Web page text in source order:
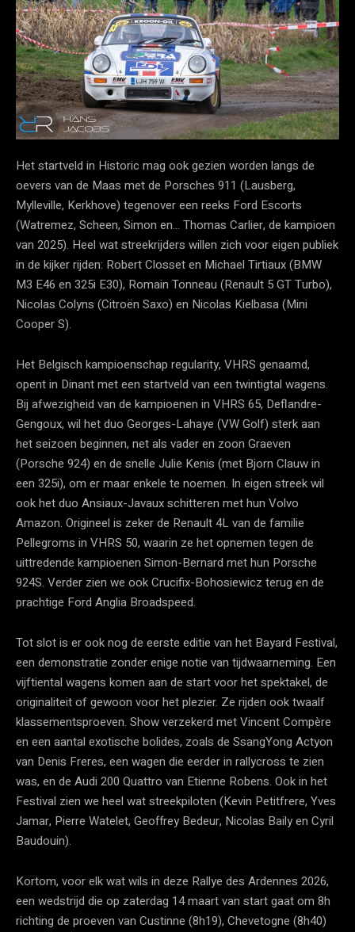
Het startveld in Historic mag ook gezien worden langs de
oevers van de Maas met de Porsches 911 (Lausberg,
Mylleville, Kerkhove) tegenover een reeks Ford Escorts
(Watremez, Scheen, Simon en… Thomas Carlier, de kampioen
van 2025). Heel wat streekrijders willen zich voor eigen publiek
in de kijker rijden: Robert Closset en Michael Tirtiaux (BMW
M3 E46 en 325i E30), Romain Tonneau (Renault 5 GT Turbo),
Nicolas Colyns (Citroën Saxo) en Nicolas Kielbasa (Mini
Cooper S).
Het Belgisch kampioenschap regularity, VHRS genaamd,
opent in Dinant met een startveld van een twintigtal wagens.
Bij afwezigheid van de kampioenen in VHRS 65, Deflandre-
Gengoux, wil het duo Georges-Lahaye (VW Golf) sterk aan
het seizoen beginnen, net als vader en zoon Graeven
(Porsche 924) en de snelle Julie Kenis (met Bjorn Clauw in
een 325i), om er maar enkele te noemen. In eigen streek wil
ook het duo Ansiaux-Javaux schitteren met hun Volvo
Amazon. Origineel is zeker de Renault 4L van de familie
Pellegroms in VHRS 50, waarin ze het opnemen tegen de
uittredende kampioenen Simon-Bernard met hun Porsche
924S. Verder zien we ook Crucifix-Bohosiewicz terug en de
prachtige Ford Anglia Broadspeed.
Tot slot is er ook nog de eerste editie van het Bayard Festival,
een demonstratie zonder enige notie van tijdwaarneming. Een
vijftiental wagens komen aan de start voor het spektakel, de
originaliteit of gewoon voor het plezier. Ze rijden ook twaalf
klassementsproeven. Show verzekerd met Vincent Compère
en een aantal exotische bolides, zoals de SsangYong Actyon
van Denis Freres, een wagen die eerder in rallycross te zien
was, en de Audi 200 Quattro van Etienne Robens. Ook in het
Festival zien we heel wat streekpiloten (Kevin Petitfrere, Yves
Jamar, Pierre Watelet, Geoffrey Bedeur, Nicolas Baily en Cyril
Baudouin).
Kortom, voor elk wat wils in deze Rallye des Ardennes 2026,
een wedstrijd die op zaterdag 14 maart van start gaat om 8h
richting de proeven van Custinne (8h19), Chevetogne (8h40)